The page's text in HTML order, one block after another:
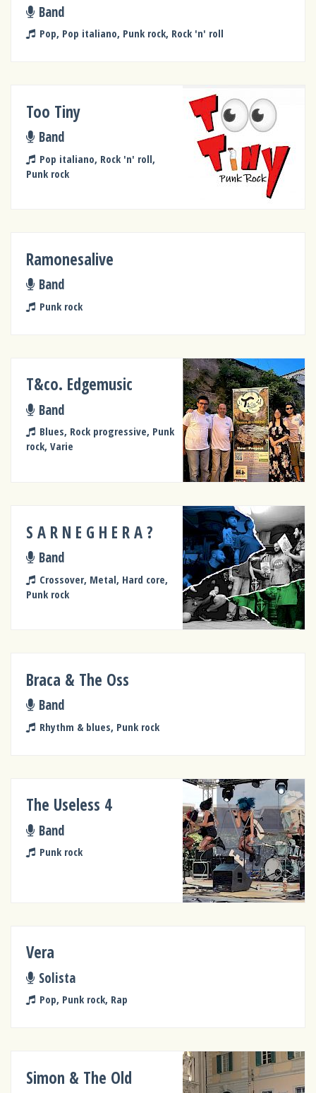
Band
Pop, Pop italiano, Punk rock, Rock 'n' roll
Too Tiny
Band
Pop italiano, Rock 'n' roll,
Punk rock
Ramonesalive
Band
Punk rock
T&co. Edgemusic
Band
Blues, Rock progressive, Punk
rock, Varie
S A R N E G H E R A ?
Band
Crossover, Metal, Hard core,
Punk rock
Braca & The Oss
Band
Rhythm & blues, Punk rock
The Useless 4
Band
Punk rock
Vera
Solista
Pop, Punk rock, Rap
Simon & The Old